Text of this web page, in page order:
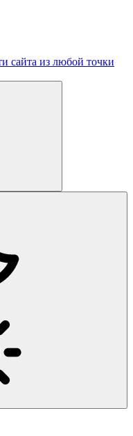
сайта из любой точки